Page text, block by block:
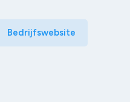
Bedrijfswebsite